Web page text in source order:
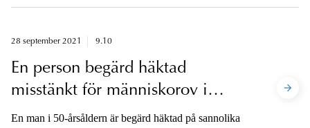
huvuddragen av förslagen, men anser att det behövs
strafflindring för den som medverkar om någon annans
28 september 2021 9.10
En person begärd häktad
misstänkt för människorov i
Malmö
En man i 50-årsåldern är begärd häktad på sannolika